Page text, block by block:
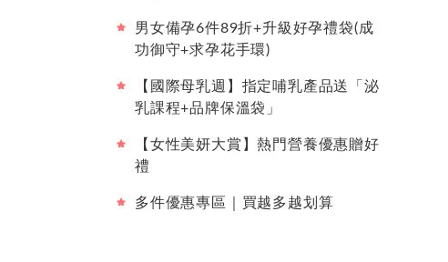
男女備孕6件89折+升級好孕禮袋(成
功御守+求孕花手環)
【國際母乳週】指定哺乳產品送「泌
乳課程+品牌保溫袋」
【女性美妍大賞】熱門營養優惠贈好
禮
多件優惠專區｜買越多越划算